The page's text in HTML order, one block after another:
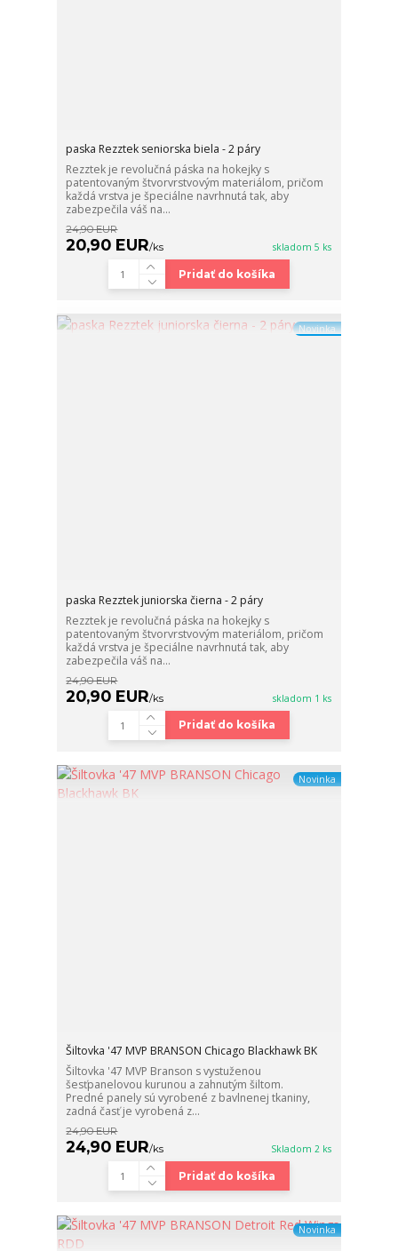
paska Rezztek seniorska biela - 2 páry
Rezztek je revolučná páska na hokejky s
patentovaným štvorvrstvovým materiálom, pričom
každá vrstva je špeciálne navrhnutá tak, aby
zabezpečila váš na...
24,90 EUR
20,90 EUR/ks skladom 5 ks
Pridať do košíka
Novinka
paska Rezztek juniorska čierna - 2 páry
Rezztek je revolučná páska na hokejky s
patentovaným štvorvrstvovým materiálom, pričom
každá vrstva je špeciálne navrhnutá tak, aby
zabezpečila váš na...
24,90 EUR
20,90 EUR/ks skladom 1 ks
Pridať do košíka
Novinka
Šiltovka '47 MVP BRANSON Chicago Blackhawk BK
Šiltovka '47 MVP Branson s vystuženou
šesťpanelovou kurunou a zahnutým šiltom.
Predné panely sú vyrobené z bavlnenej tkaniny,
zadná časť je vyrobená z...
24,90 EUR
24,90 EUR/ks Skladom 2 ks
Pridať do košíka
Novinka